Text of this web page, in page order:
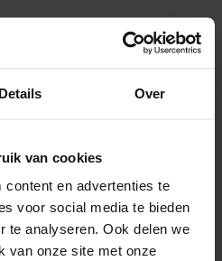
Details Over
van cookies
en advertenties te
voor social media te bieden
te analyseren. Ook delen we
van onze site met onze
filters door gebruik te